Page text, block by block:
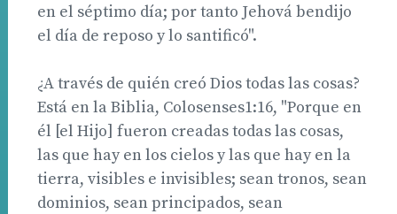
en el séptimo día; por tanto Jehová bendijo
el día de reposo y lo santificó".
¿A través de quién creó Dios todas las cosas?
Está en la Biblia, Colosenses1:16, "Porque en
él [el Hijo] fueron creadas todas las cosas,
las que hay en los cielos y las que hay en la
tierra, visibles e invisibles; sean tronos, sean
dominios, sean principados, sean